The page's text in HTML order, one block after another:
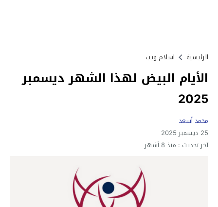
الرئيسية اسلام ويب
الأيام البيض لهذا الشهر ديسمبر
2025
محمد أسعد
25 ديسمبر 2025
آخر تحديث : منذ 8 أشهر